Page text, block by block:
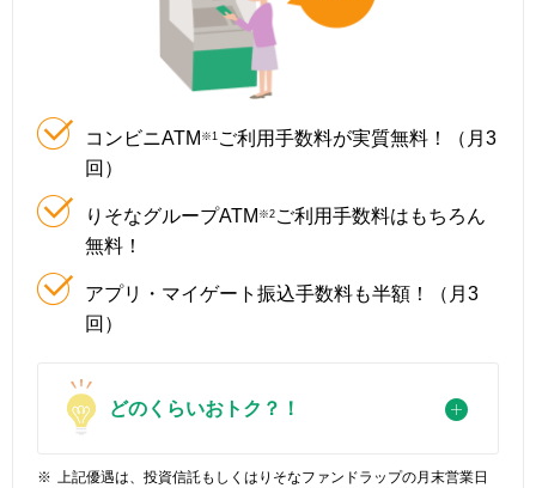
コンビニATM ※1 ご利用手数料が実質無料！（月3
回）
りそなグループATM ※2 ご利用手数料はもちろん
無料！
アプリ・マイゲート振込手数料も半額！（月3
回）
どのくらいおトク？！
※ 上記優遇は、投資信託もしくはりそなファンドラップの月末営業日